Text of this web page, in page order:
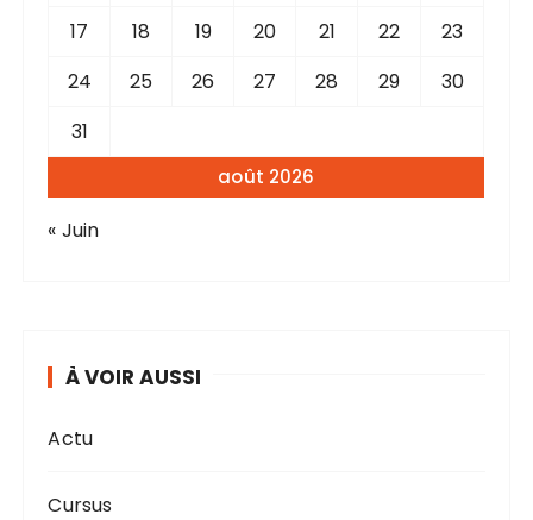
août 2026
17
18 19 20 21 22
23
24
25 26 27 28 29
30
31
« Juin
À VOIR AUSSI
Actu
Cursus